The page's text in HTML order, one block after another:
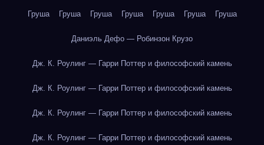
Груша Груша Груша Груша Груша Груша Груша
Даниэль Дефо — Робинзон Крузо
Дж. К. Роулинг — Гарри Поттер и философский камень
Дж. К. Роулинг — Гарри Поттер и философский камень
Дж. К. Роулинг — Гарри Поттер и философский камень
Дж. К. Роулинг — Гарри Поттер и философский камень